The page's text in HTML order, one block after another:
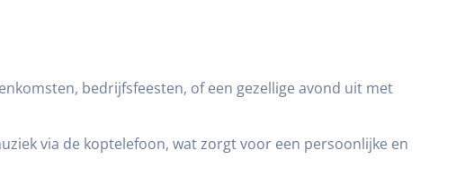
bedrijfsfeesten, of een gezellige avond uit met
via de koptelefoon, wat zorgt voor een persoonlijke en